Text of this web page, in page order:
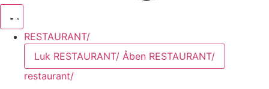
RESTAURANT/
Luk RESTAURANT/ Åben RESTAURANT/
restaurant/